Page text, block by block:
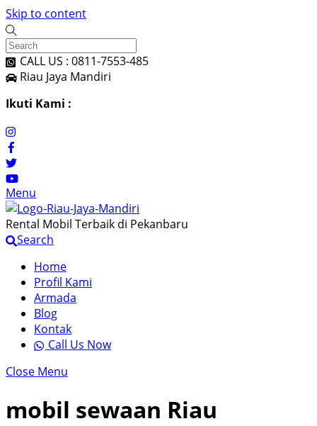
Skip to content
CALL US : 0811-7553-485
Riau Jaya Mandiri
Ikuti Kami :
Menu
Rental Mobil Terbaik di Pekanbaru
Search
Home
Profil Kami
Armada
Blog
Kontak
Call Us Now
Close Menu
mobil sewaan Riau